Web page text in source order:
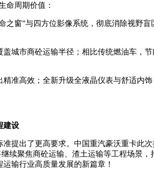
命周期价值：
窗”与四方位影像系统，彻底消除视野
城市商砼运输半径；相比传统燃油车，
准高效；全新升级全液晶仪表与舒适内
建设
提出了更高要求。中国重汽豪沃重卡此
续聚焦商砼运输、渣土运输等工程场景
输行业高质量发展的新篇章！